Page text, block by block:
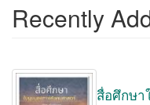
Recently
สื่อศึกษา